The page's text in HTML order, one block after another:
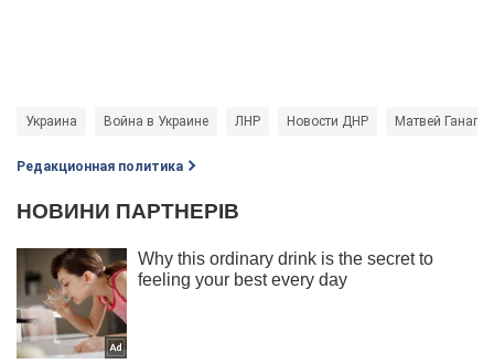
Украина Война в Украине ЛНР Новости ДНР Матвей
Редакционная политика